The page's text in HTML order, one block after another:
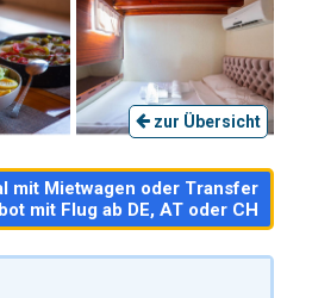
zur Übersicht
mit Mietwagen oder Transfer
mit Flug ab DE, AT oder CH